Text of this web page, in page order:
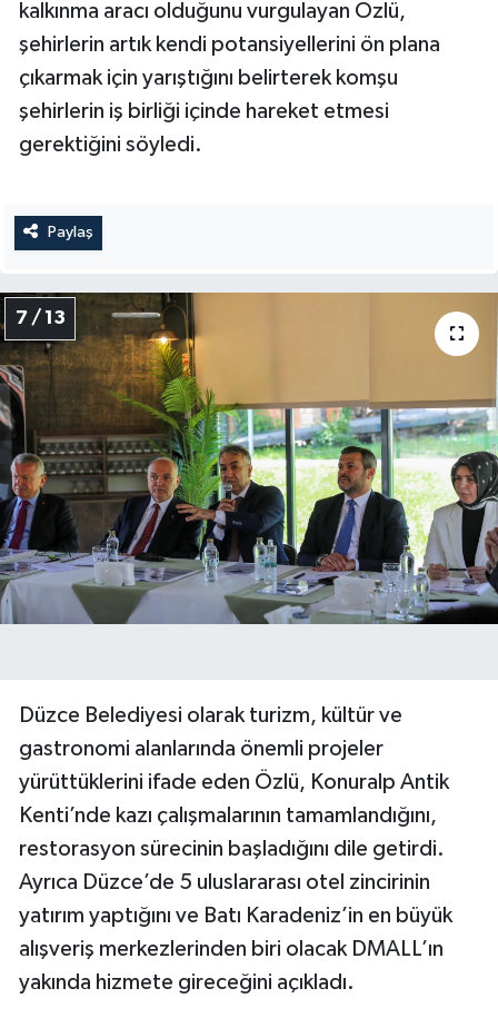
kalkınma aracı olduğunu vurgulayan Özlü,
şehirlerin artık kendi potansiyellerini ön plana
çıkarmak için yarıştığını belirterek komşu
şehirlerin iş birliği içinde hareket etmesi
gerektiğini söyledi.
Paylaş
7 / 13
Düzce Belediyesi olarak turizm, kültür ve
gastronomi alanlarında önemli projeler
yürüttüklerini ifade eden Özlü, Konuralp Antik
Kenti’nde kazı çalışmalarının tamamlandığını,
restorasyon sürecinin başladığını dile getirdi.
Ayrıca Düzce’de 5 uluslararası otel zincirinin
yatırım yaptığını ve Batı Karadeniz’in en büyük
alışveriş merkezlerinden biri olacak DMALL’ın
yakında hizmete gireceğini açıkladı.